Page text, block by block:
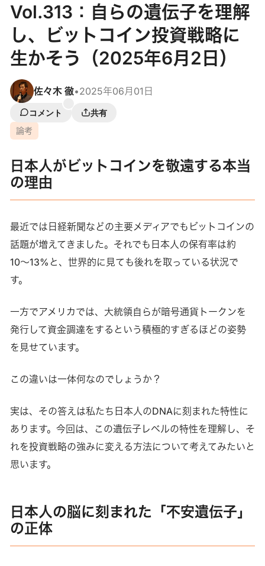
Vol.313：自らの遺伝子を理解
し、ビットコイン投資戦略に
生かそう（2025年6月2日）
佐々木 徹•2025年06月01日
コメント
共有
論考
日本人がビットコインを敬遠する本当
の理由
最近では日経新聞などの主要メディアでもビットコインの
話題が増えてきました。それでも日本人の保有率は約
10〜13%と、世界的に見ても後れを取っている状況で
す。
一方でアメリカでは、大統領自らが暗号通貨トークンを
発行して資金調達をするという積極的すぎるほどの姿勢
を見せています。
この違いは一体何なのでしょうか？
実は、その答えは私たち日本人のDNAに刻まれた特性に
あります。今回は、この遺伝子レベルの特性を理解し、そ
れを投資戦略の強みに変える方法について考えてみたいと
思います。
日本人の脳に刻まれた「不安遺伝子」
の正体